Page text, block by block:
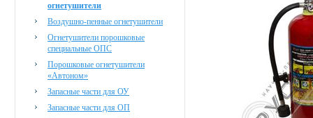
огнетушители
Воздушно-пенные огнетушители
Огнетушители порошковые
специальные ОПС
Порошковые огнетушители
«Автоном»
Запасные части для ОУ
Запасные части для ОП